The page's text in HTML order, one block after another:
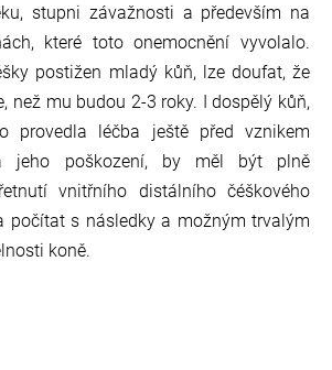
stupni závažnosti a především na
které toto onemocnění vyvolalo.
postižen mladý kůň, lze doufat, že
než mu budou 2-3 roky. I dospělý kůň,
provedla léčba ještě před vznikem
jeho poškození, by měl být plně
vnitřního distálního čéškového
počítat s následky a možným trvalým
koně.